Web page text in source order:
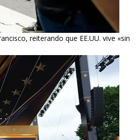
reiterando que EE.UU. vive «sin